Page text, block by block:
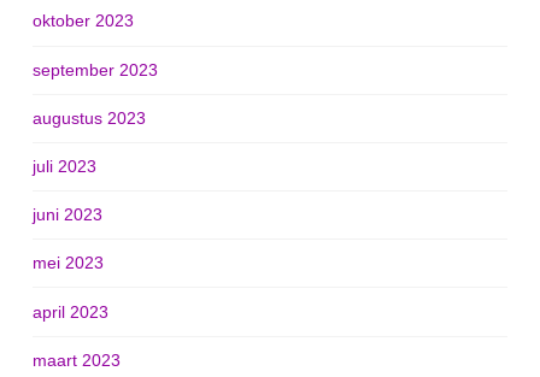
oktober 2023
september 2023
augustus 2023
juli 2023
juni 2023
mei 2023
april 2023
maart 2023